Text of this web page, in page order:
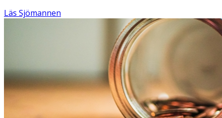
Läs Sjömannen